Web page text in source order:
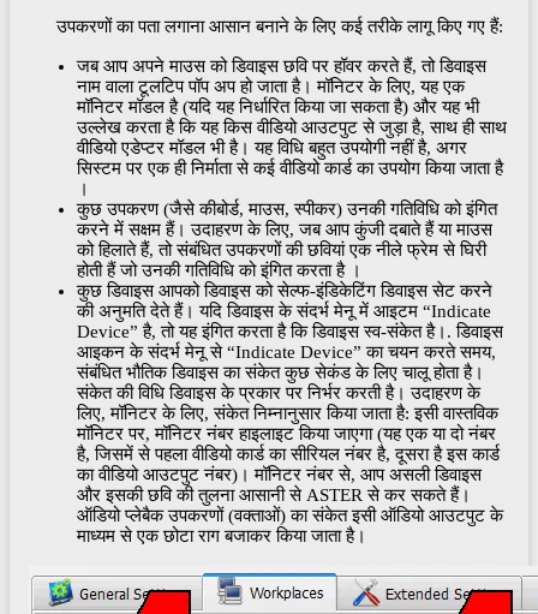
उपकरणों का पता लगाना आसान बनाने के लिए कई तरीके लागू किए गए हैं:
जब आप अपने माउस को डिवाइस छवि पर हॉवर करते हैं, तो डिवाइस
नाम वाला टूलटिप पॉप अप हो जाता है। मॉनिटर के लिए, यह एक
मॉनिटर मॉडल है (यदि यह निर्धारित किया जा सकता है) और यह भी
उल्लेख करता है कि यह किस वीडियो आउटपुट से जुड़ा है, साथ ही साथ
वीडियो एडेप्टर मॉडल भी है। यह विधि बहुत उपयोगी नहीं है, अगर
सिस्टम पर एक ही निर्माता से कई वीडियो कार्ड का उपयोग किया जाता है
।
कुछ उपकरण (जैसे कीबोर्ड, माउस, स्पीकर) उनकी गतिविधि को इंगित
करने में सक्षम हैं। उदाहरण के लिए, जब आप कुंजी दबाते हैं या माउस
को हिलाते हैं, तो संबंधित उपकरणों की छवियां एक नीले फ्रेम से घिरी
होती हैं जो उनकी गतिविधि को इंगित करता है ।
कुछ डिवाइस आपको डिवाइस को सेल्फ-इंडिकेटिंग डिवाइस सेट करने
की अनुमति देते हैं। यदि डिवाइस के संदर्भ मेनू में आइटम “Indicate
Device” है, तो यह इंगित करता है कि डिवाइस स्व-संकेत है।. डिवाइस
आइकन के संदर्भ मेनू से “Indicate Device” का चयन करते समय,
संबंधित भौतिक डिवाइस का संकेत कुछ सेकंड के लिए चालू होता है।
संकेत की विधि डिवाइस के प्रकार पर निर्भर करती है। उदाहरण के
लिए, मॉनिटर के लिए, संकेत निम्नानुसार किया जाता है: इसी वास्तविक
मॉनिटर पर, मॉनिटर नंबर हाइलाइट किया जाएगा (यह एक या दो नंबर
है, जिसमें से पहला वीडियो कार्ड का सीरियल नंबर है, दूसरा है इस कार्ड
का वीडियो आउटपुट नंबर)। मॉनिटर नंबर से, आप असली डिवाइस
और इसकी छवि की तुलना आसानी से ASTER से कर सकते हैं।
ऑडियो प्लेबैक उपकरणों (वक्ताओं) का संकेत इसी ऑडियो आउटपुट के
माध्यम से एक छोटा राग बजाकर किया जाता है।